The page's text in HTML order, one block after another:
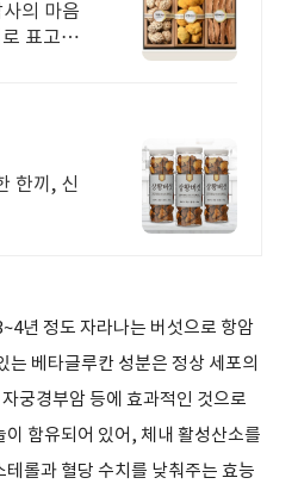
의 마음
표고버
한끼, 신
년 정도 자라나는 버섯으로 항암
베타글루칸 성분은 정상 세포의
궁경부암 등에 효과적인 것으로
함유되어 있어, 체내 활성산소를
롤과 혈당 수치를 낮춰주는 효능